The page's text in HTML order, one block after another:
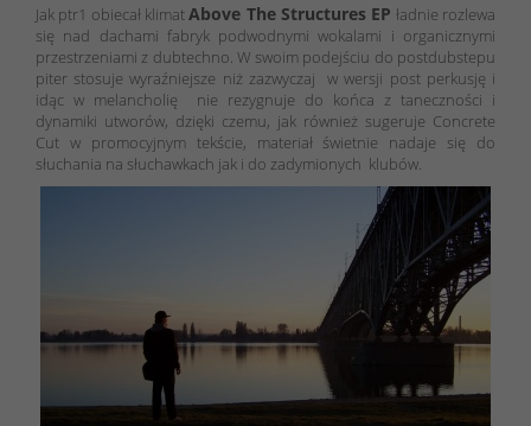
Jak ptr1 obiecał klimatAbove The Structures EP ładnie rozlewa
się nad dachami fabryk podwodnymi wokalami i organicznymi
przestrzeniami z dubtechno. W swoim podejściu do postdubstepu
piter stosuje wyraźniejsze niż zazwyczaj w wersji post perkusję i
idąc w melancholię nie rezygnuje do końca z taneczności i
dynamiki utworów, dzięki czemu, jak również sugeruje Concrete
Cut w promocyjnym tekście, materiał świetnie nadaje się do
słuchania na słuchawkach jak i do zadymionych klubów.